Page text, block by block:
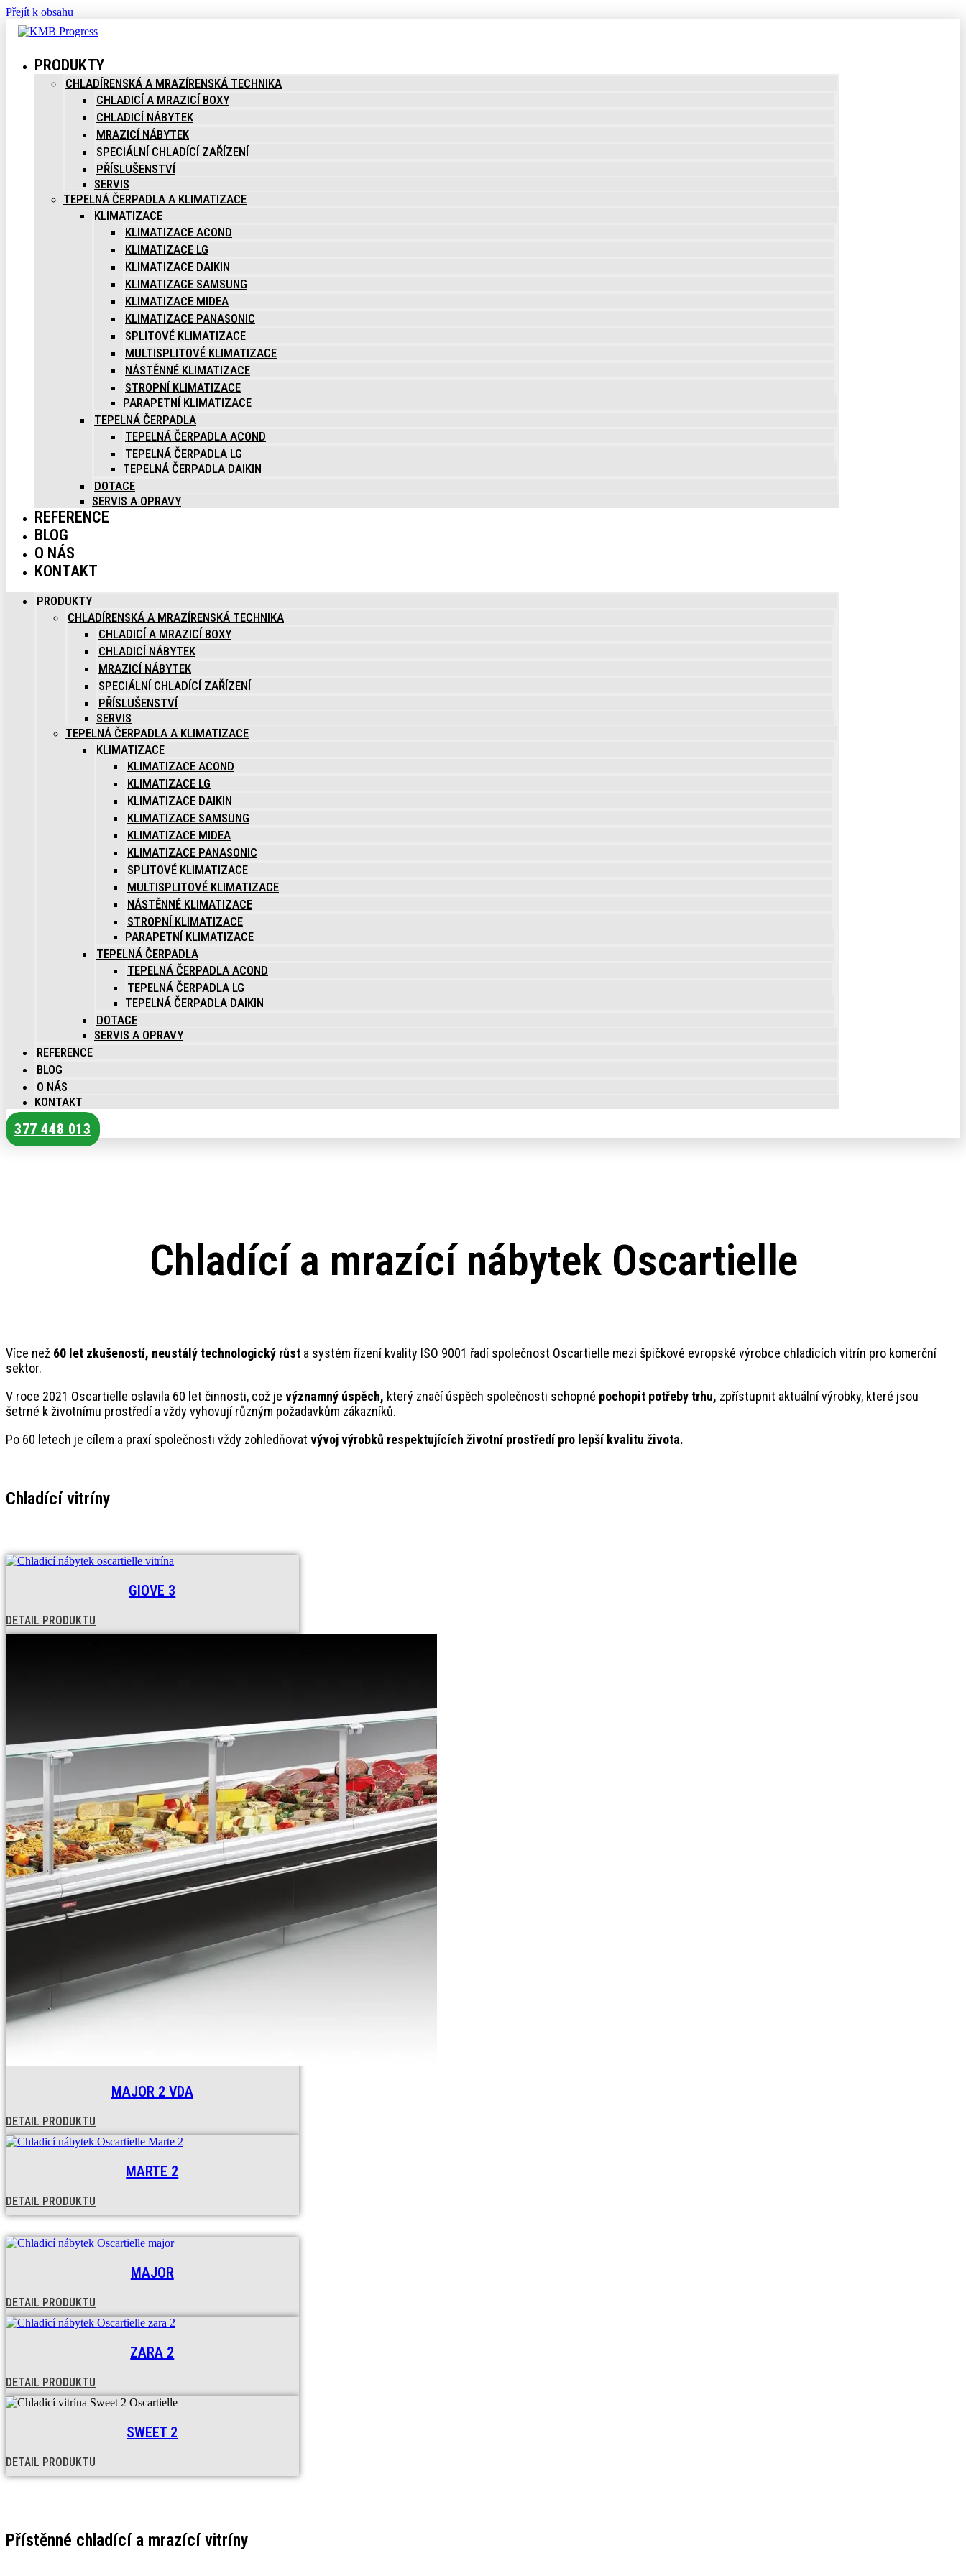
Přejít k obsahu
PRODUKTY
CHLADÍRENSKÁ A MRAZÍRENSKÁ TECHNIKA
CHLADICÍ A MRAZICÍ BOXY
CHLADICÍ NÁBYTEK
MRAZICÍ NÁBYTEK
SPECIÁLNÍ CHLADÍCÍ ZAŘÍZENÍ
PŘÍSLUŠENSTVÍ
SERVIS
TEPELNÁ ČERPADLA A KLIMATIZACE
KLIMATIZACE
KLIMATIZACE ACOND
KLIMATIZACE LG
KLIMATIZACE DAIKIN
KLIMATIZACE SAMSUNG
KLIMATIZACE MIDEA
KLIMATIZACE PANASONIC
SPLITOVÉ KLIMATIZACE
MULTISPLITOVÉ KLIMATIZACE
NÁSTĚNNÉ KLIMATIZACE
STROPNÍ KLIMATIZACE
PARAPETNÍ KLIMATIZACE
TEPELNÁ ČERPADLA
TEPELNÁ ČERPADLA ACOND
TEPELNÁ ČERPADLA LG
TEPELNÁ ČERPADLA DAIKIN
DOTACE
SERVIS A OPRAVY
REFERENCE
BLOG
O NÁS
KONTAKT
PRODUKTY
CHLADÍRENSKÁ A MRAZÍRENSKÁ TECHNIKA
CHLADICÍ A MRAZICÍ BOXY
CHLADICÍ NÁBYTEK
MRAZICÍ NÁBYTEK
SPECIÁLNÍ CHLADÍCÍ ZAŘÍZENÍ
PŘÍSLUŠENSTVÍ
SERVIS
TEPELNÁ ČERPADLA A KLIMATIZACE
KLIMATIZACE
KLIMATIZACE ACOND
KLIMATIZACE LG
KLIMATIZACE DAIKIN
KLIMATIZACE SAMSUNG
KLIMATIZACE MIDEA
KLIMATIZACE PANASONIC
SPLITOVÉ KLIMATIZACE
MULTISPLITOVÉ KLIMATIZACE
NÁSTĚNNÉ KLIMATIZACE
STROPNÍ KLIMATIZACE
PARAPETNÍ KLIMATIZACE
TEPELNÁ ČERPADLA
TEPELNÁ ČERPADLA ACOND
TEPELNÁ ČERPADLA LG
TEPELNÁ ČERPADLA DAIKIN
DOTACE
SERVIS A OPRAVY
REFERENCE
BLOG
O NÁS
KONTAKT
377 448 013
Chladící a mrazící nábytek Oscartielle
Více než 60 let zkušeností, neustálý technologický růst a systém řízení kvality ISO 9001 řadí společnost Oscartielle mezi špičkové evropské výrobce chladicích vitrín pro komerční
sektor.
V roce 2021 Oscartielle oslavila 60 let činnosti, což je významný úspěch, který značí úspěch společnosti schopné pochopit potřeby trhu, zpřístupnit aktuální výrobky, které jsou
šetrné k životnímu prostředí a vždy vyhovují různým požadavkům zákazníků.
Po 60 letech je cílem a praxí společnosti vždy zohledňovat vývoj výrobků respektujících životní prostředí pro lepší kvalitu života.
Chladící vitríny
GIOVE 3
DETAIL PRODUKTU
MAJOR 2 VDA
DETAIL PRODUKTU
MARTE 2
DETAIL PRODUKTU
MAJOR
DETAIL PRODUKTU
ZARA 2
DETAIL PRODUKTU
SWEET 2
DETAIL PRODUKTU
Přístěnné chladící a mrazící vitríny